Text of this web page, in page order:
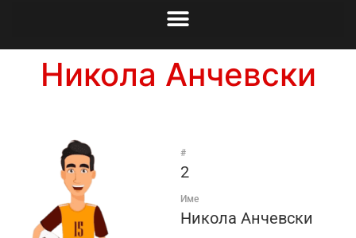
Никола Анчевски
#
2
Име
Никола Анчевски